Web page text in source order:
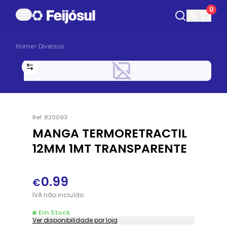
0
Home> Diversos
Ref. 820093
MANGA TERMORETRACTIL
12MM 1MT TRANSPARENTE
€0.99
IVAnãoincluído
Em Stock
Ver disponibilidade por loja